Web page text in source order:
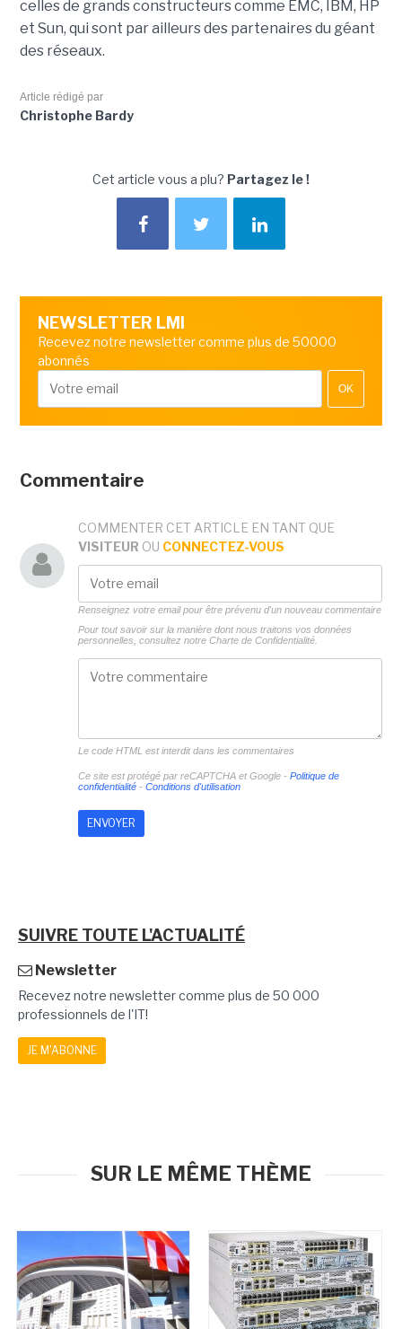
celles de grands constructeurs comme EMC, IBM, HP
et Sun, qui sont par ailleurs des partenaires du géant
des réseaux.
Article rédigé par
Christophe Bardy
Cet article vous a plu? Partagez le !
NEWSLETTER LMI
Recevez notre newsletter comme plus de 50000
abonnés
OK
Commentaire
COMMENTER CET ARTICLE EN TANT QUE
VISITEUR OU CONNECTEZ-VOUS
Renseignez votre email pour être prévenu d'un nouveau commentaire
Pour tout savoir sur la manière dont nous traitons vos données
personnelles, consultez notre Charte de Confidentialité.
Le code HTML est interdit dans les commentaires
Ce site est protégé par reCAPTCHA et Google - Politique de
confidentialité- Conditions d'utilisation
SUIVRE TOUTE L'ACTUALITÉ
Newsletter
Recevez notre newsletter comme plus de 50 000
professionnels de l'IT!
JE M'ABONNE
SUR LE MÊME THÈME